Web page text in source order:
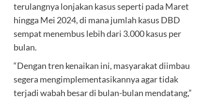
terulangnya lonjakan kasus seperti pada Maret
hingga Mei 2024, di mana jumlah kasus DBD
sempat menembus lebih dari 3.000 kasus per
bulan.
“Dengan tren kenaikan ini, masyarakat diimbau
segera mengimplementasikannya agar tidak
terjadi wabah besar di bulan-bulan mendatang,”